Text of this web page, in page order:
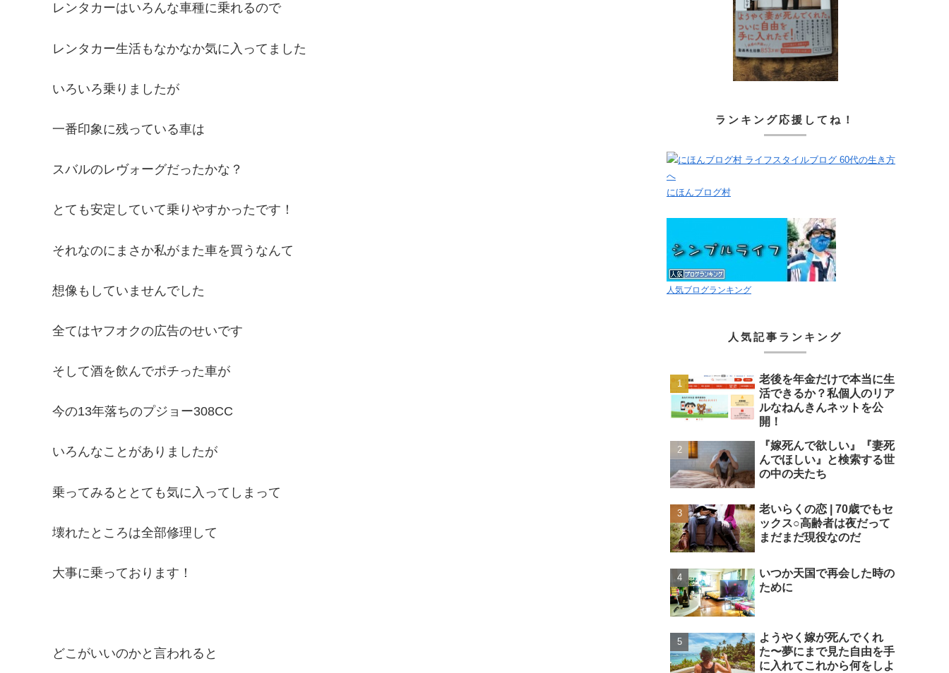
レンタカーはいろんな車種に乗れるので
レンタカー生活もなかなか気に入ってました
いろいろ乗りましたが
一番印象に残っている車は
スバルのレヴォーグだったかな？
とても安定していて乗りやすかったです！
それなのにまさか私がまた車を買うなんて
想像もしていませんでした
全てはヤフオクの広告のせいです
そして酒を飲んでポチった車が
今の13年落ちのプジョー308CC
いろんなことがありましたが
乗ってみるととても気に入ってしまって
壊れたところは全部修理して
大事に乗っております！
どこがいいのかと言われると
ランキング応援してね！
にほんブログ村
人気ブログランキング
人気記事ランキング
老後を年金だけで本当に生
活できるか？私個人のリア
ルなねんきんネットを公
開！
『嫁死んで欲しい』『妻死
んでほしい』と検索する世
の中の夫たち
老いらくの恋 | 70歳でもセ
ックス○高齢者は夜だって
まだまだ現役なのだ
いつか天国で再会した時の
ために
ようやく嫁が死んでくれ
た〜夢にまで見た自由を手
に入れてこれから何をしよ